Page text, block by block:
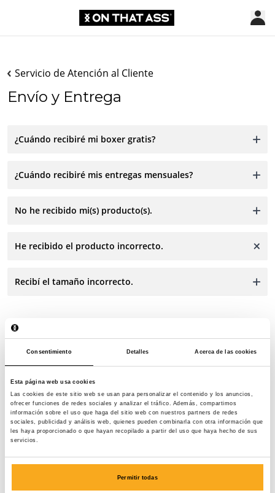
Consentimiento Detalles Acerca de las cookies
Esta página web usa cookies
Las cookies de este sitio web se usan para personalizar el contenido y los anuncios,
ofrecer funciones de redes sociales y analizar el tráfico. Además, compartimos
información sobre el uso que haga del sitio web con nuestros partners de redes
sociales, publicidad y análisis web, quienes pueden combinarla con otra información que
les haya proporcionado o que hayan recopilado a partir del uso que haya hecho de sus
servicios.
Permitir todas
Servicio de Atención al Cliente
Envío y Entrega
¿Cuándo recibiré mi boxer gratis?
¿Cuándo recibiré mis entregas mensuales?
No he recibido mi(s) producto(s).
He recibido el producto incorrecto.
Recibí el tamaño incorrecto.
Contáctanos
¡Estamos a tu disposición las 24 horas del día, los 7 días
de la semana! Utiliza nuestro chatbot para obtener una
respuesta rápida. Haz clic en «Contacta con nosotros»,
pregunta. También puedes ponerte en contacto con
nosotros a través de hello-es@onthatass.com.